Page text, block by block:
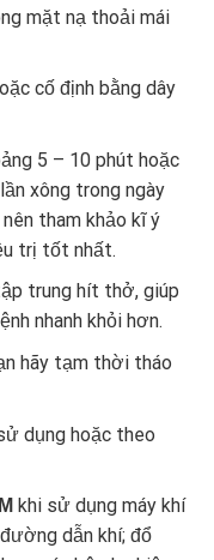
mặt nạ thoải mái
cố định bằng dây
5 – 10 phút hoặc
xông trong ngày
tham khảo kĩ ý
trị tốt nhất.
trung hít thở, giúp
nhanh khỏi hơn.
hãy tạm thời tháo
dụng hoặc theo
khi sử dụng máy khí
dẫn khí; đổ